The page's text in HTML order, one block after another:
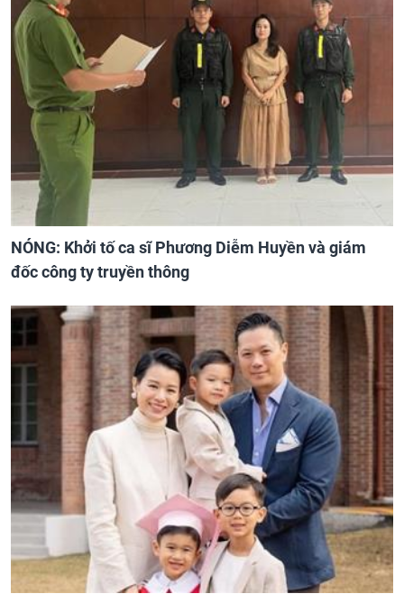
NÓNG: Khởi tố ca sĩ Phương Diễm Huyền và giám
đốc công ty truyền thông